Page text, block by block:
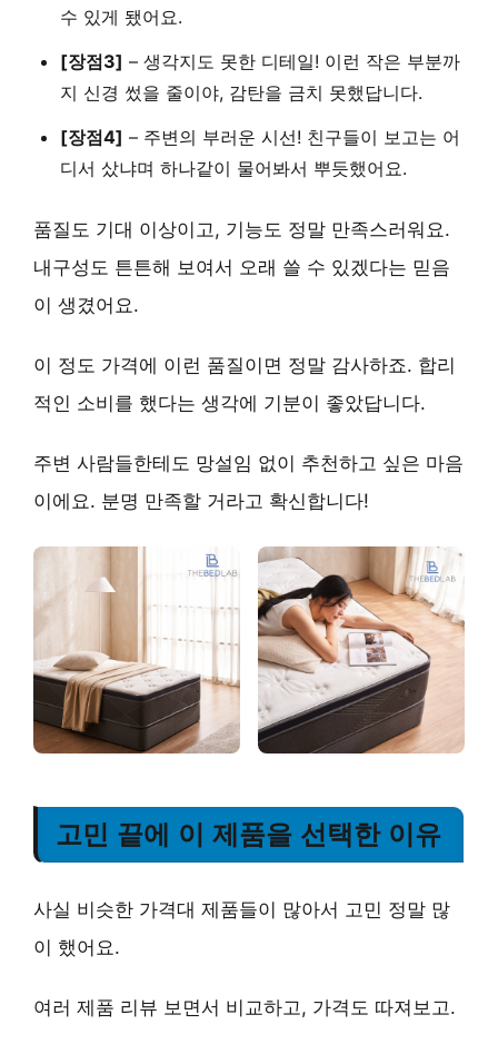
수 있게 됐어요.
[장점3] – 생각지도 못한 디테일! 이런 작은 부분까
지 신경 썼을 줄이야, 감탄을 금치 못했답니다.
[장점4] – 주변의 부러운 시선! 친구들이 보고는 어
디서 샀냐며 하나같이 물어봐서 뿌듯했어요.
품질도 기대 이상이고, 기능도 정말 만족스러워요.
내구성도 튼튼해 보여서 오래 쓸 수 있겠다는 믿음
이 생겼어요.
이 정도 가격에 이런 품질이면 정말 감사하죠. 합리
적인 소비를 했다는 생각에 기분이 좋았답니다.
주변 사람들한테도 망설임 없이 추천하고 싶은 마음
이에요. 분명 만족할 거라고 확신합니다!
고민 끝에 이 제품을 선택한 이유
사실 비슷한 가격대 제품들이 많아서 고민 정말 많
이 했어요.
여러 제품 리뷰 보면서 비교하고, 가격도 따져보고.